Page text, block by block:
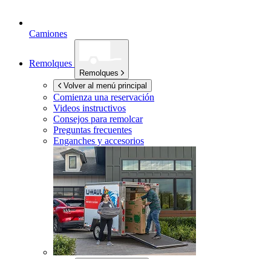
Camiones
Remolques
Remolques
Volver al menú principal
Comienza una reservación
Videos instructivos
Consejos para remolcar
Preguntas frecuentes
Enganches y accesorios